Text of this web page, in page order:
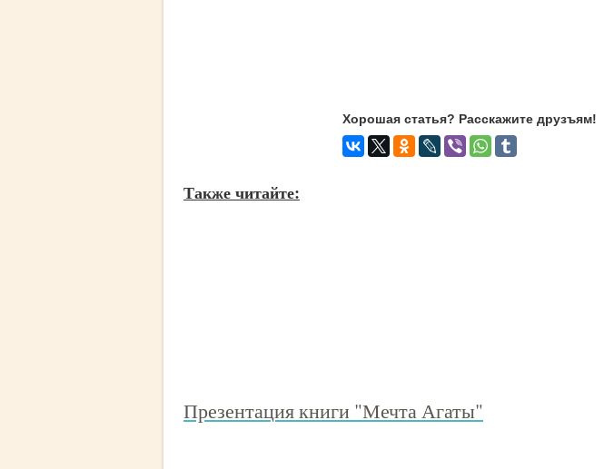
Хорошая статья? Расскажите друзъям!
Также читайте:
Презентация книги "Мечта Агаты"